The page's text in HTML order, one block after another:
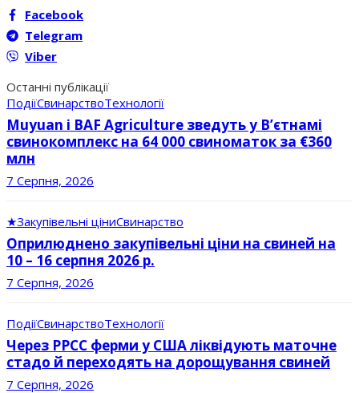
Facebook
Telegram
Viber
Останні публікації
ПодіїСвинарствоТехнології
Muyuan і BAF Agriculture зведуть у В’єтнамі
свинокомплекс на 64 000 свиноматок за €360
млн
7 Серпня, 2026
★Закупівельні ціниСвинарство
Оприлюднено закупівельні ціни на свиней на
10 – 16 серпня 2026 р.
7 Серпня, 2026
ПодіїСвинарствоТехнології
Через РРСС ферми у США ліквідують маточне
стадо й переходять на дорощування свиней
7 Серпня, 2026